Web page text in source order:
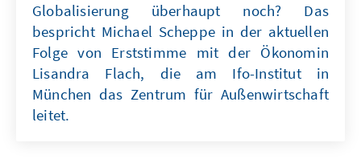
Globalisierung überhaupt noch? Das
bespricht Michael Scheppe in der aktuellen
Folge von Erststimme mit der Ökonomin
Lisandra Flach, die am Ifo-Institut in
München das Zentrum für Außenwirtschaft
leitet.